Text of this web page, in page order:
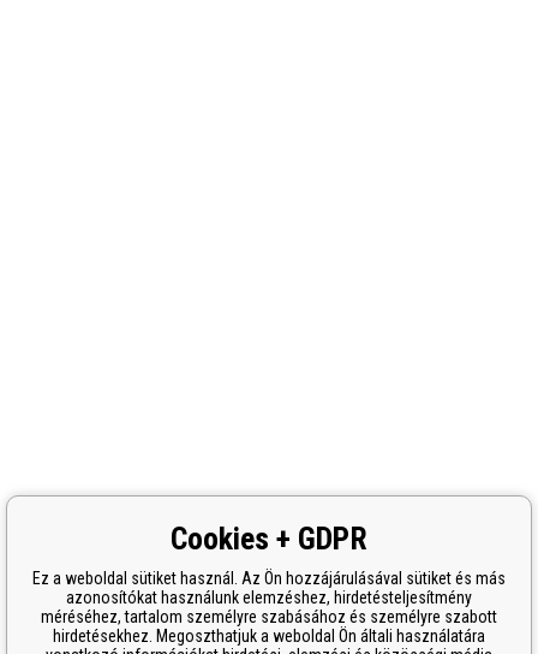
Cookies + GDPR
Ez a weboldal sütiket használ. Az Ön hozzájárulásával sütiket és más
azonosítókat használunk elemzéshez, hirdetésteljesítmény
méréséhez, tartalom személyre szabásához és személyre szabott
hirdetésekhez. Megoszthatjuk a weboldal Ön általi használatára